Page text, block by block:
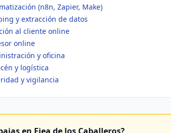
(n8n, Zapier, Make)
y extracción de datos
al cliente online
online
y oficina
y logística
y vigilancia